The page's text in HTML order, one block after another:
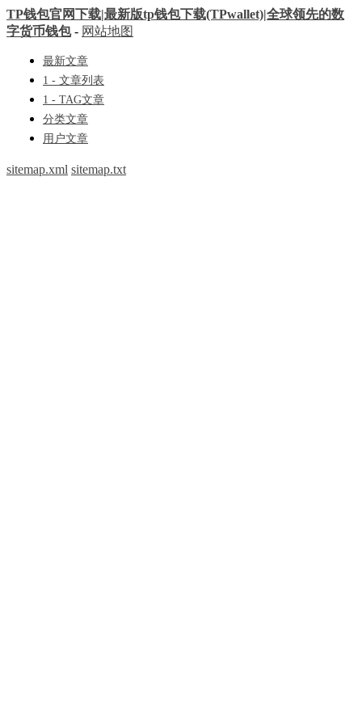
TP钱包官网下载|最新版tp钱包下载(TPwallet)|全球领先的数
字货币钱包- 网站地图
最新文章
1 - 文章列表
1 - TAG文章
分类文章
用户文章
sitemap.xml sitemap.txt